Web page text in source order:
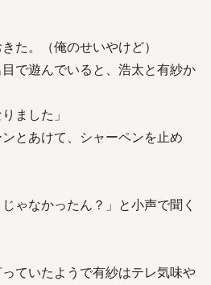
た。（俺のせいやけど）
で遊んでいると、浩太と有紗か
ました」
とあけて、シャーペンを止め
ゃなかったん？」と小声で聞く
ていたようで有紗はテレ気味や